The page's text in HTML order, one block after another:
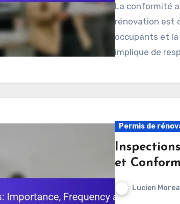
La conformité aux normes de sécurité lors de la
rénovation est
occupants et la
implique de
Permis de
et
Lucien